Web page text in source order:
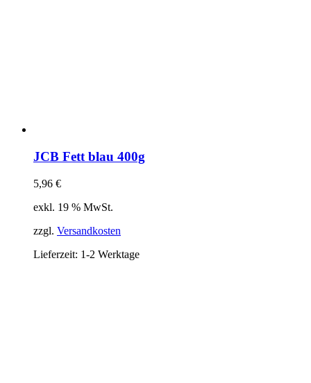
JCB Fett blau 400g
5,96 €
exkl. 19 % MwSt.
zzgl. Versandkosten
Lieferzeit: 1-2 Werktage